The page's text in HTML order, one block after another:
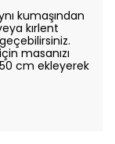
kumaşından
kırlent
masanızı
cm ekleyerek